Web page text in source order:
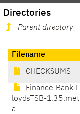
Directories
Parent directory
Filename
CHECKSUMS
Finance-Bank-L
loydsTSB-1.35.met
a